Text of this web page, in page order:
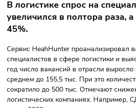
увеличился в полтора
45%.
Сервис HeahHunter
специалистов в сфере логистики